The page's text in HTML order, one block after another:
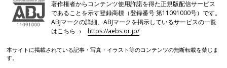
著作権者からコンテンツ使用許諾を得た正規版配信サービス
であることを示す登録商標（登録番号 第11091000号）です。
ABJマークの詳細、ABJマークを掲示しているサービスの一覧
はこちら→https://aebs.or.jp/
本サイトに掲載されている記事・写真・イラスト等のコンテンツの無断転載を禁じま
す。